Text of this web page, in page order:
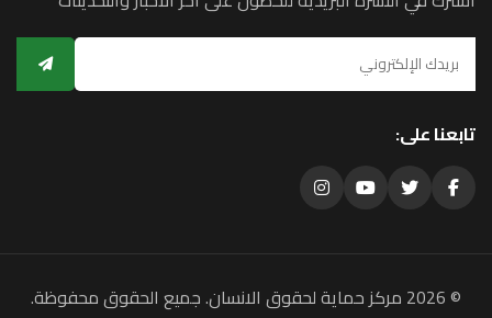
تابعنا على:
© 2026 مركز حماية لحقوق الانسان. جميع الحقوق محفوظة.